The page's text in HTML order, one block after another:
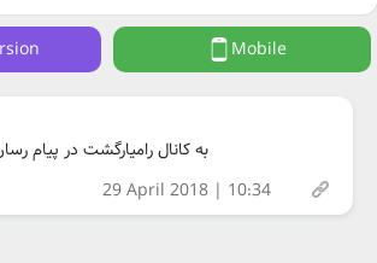
Mobile
به کانال رامیارگشت در پیام
29 April 2018 | 10:34